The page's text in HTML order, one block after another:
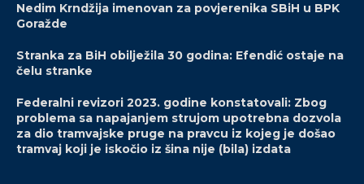
Nedim Krndžija imenovan za povjerenika SBiH u BPK
Goražde
Stranka za BiH obilježila 30 godina: Efendić ostaje na
čelu stranke
Federalni revizori 2023. godine konstatovali: Zbog
problema sa napajanjem strujom upotrebna dozvola
za dio tramvajske pruge na pravcu iz kojeg je došao
tramvaj koji je iskočio iz šina nije (bila) izdata